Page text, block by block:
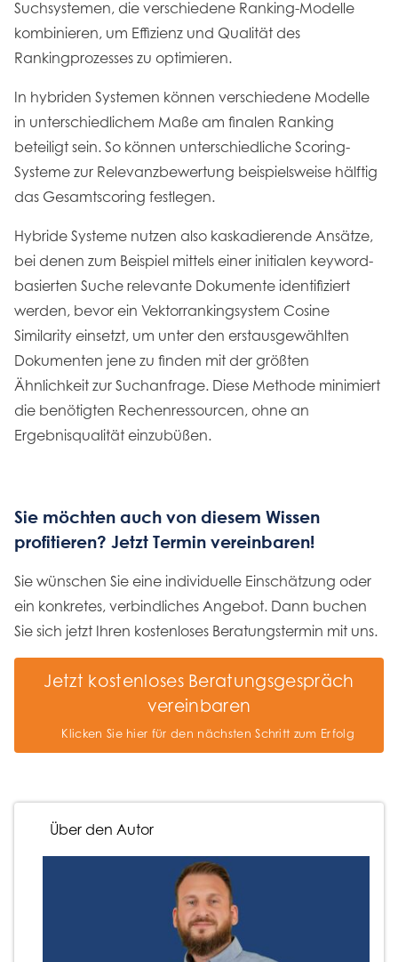
Suchsystemen, die verschiedene Ranking-Modelle
kombinieren, um Effizienz und Qualität des
Rankingprozesses zu optimieren.
In hybriden Systemen können verschiedene Modelle
in unterschiedlichem Maße am finalen Ranking
beteiligt sein. So können unterschiedliche Scoring-
Systeme zur Relevanzbewertung beispielsweise hälftig
das Gesamtscoring festlegen.
Hybride Systeme nutzen also kaskadierende Ansätze,
bei denen zum Beispiel mittels einer initialen keyword-
basierten Suche relevante Dokumente identifiziert
werden, bevor ein Vektorrankingsystem Cosine
Similarity einsetzt, um unter den erstausgewählten
Dokumenten jene zu finden mit der größten
Ähnlichkeit zur Suchanfrage. Diese Methode minimiert
die benötigten Rechenressourcen, ohne an
Ergebnisqualität einzubüßen.
Sie möchten auch von diesem Wissen
profitieren? Jetzt Termin vereinbaren!
Sie wünschen Sie eine individuelle Einschätzung oder
ein konkretes, verbindliches Angebot. Dann buchen
Sie sich jetzt Ihren kostenloses Beratungstermin mit uns.
Jetzt kostenloses Beratungsgespräch
vereinbaren
Klicken Sie hier für den nächsten Schritt zum Erfolg
Über den Autor